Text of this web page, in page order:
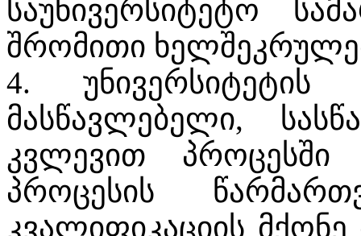
საუნივერსიტეტო
შრომითი
4. უნივერსიტეტის
მასწავლებელი,
კვლევით
პროცესის
კვალიფიკაციის